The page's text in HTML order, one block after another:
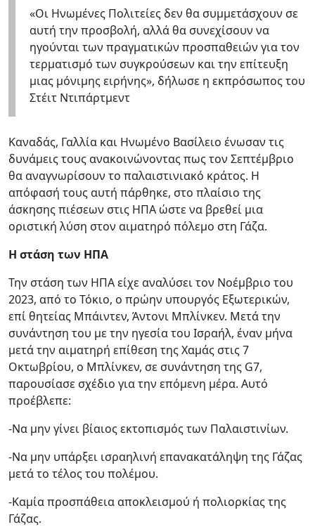
«Οι Ηνωμένες Πολιτείες δεν θα συμμετάσχουν σε
αυτή την προσβολή, αλλά θα συνεχίσουν να
ηγούνται των πραγματικών προσπαθειών για τον
τερματισμό των συγκρούσεων και την επίτευξη
μιας μόνιμης ειρήνης», δήλωσε η εκπρόσωπος του
Στέιτ Ντιπάρτμεντ
Καναδάς, Γαλλία και Ηνωμένο Βασίλειο ένωσαν τις
δυνάμεις τους ανακοινώνοντας πως τον Σεπτέμβριο
θα αναγνωρίσουν το παλαιστινιακό κράτος. Η
απόφασή τους αυτή πάρθηκε, στο πλαίσιο της
άσκησης πιέσεων στις ΗΠΑ ώστε να βρεθεί μια
οριστική λύση στον αιματηρό πόλεμο στη Γάζα.
Η στάση των ΗΠΑ
Την στάση των ΗΠΑ είχε αναλύσει τον Νοέμβριο του
2023, από το Τόκιο, ο πρώην υπουργός Εξωτερικών,
επί θητείας Μπάιντεν, Άντονι Μπλίνκεν. Μετά την
συνάντηση του με την ηγεσία του Ισραήλ, έναν μήνα
μετά την αιματηρή επίθεση της Χαμάς στις 7
Οκτωβρίου, ο Μπλίνκεν, σε συνάντηση της G7,
παρουσίασε σχέδιο για την επόμενη μέρα. Αυτό
προέβλεπε:
-Να μην γίνει βίαιος εκτοπισμός των Παλαιστινίων.
-Να μην υπάρξει ισραηλινή επανακατάληψη της Γάζας
μετά το τέλος του πολέμου.
-Καμία προσπάθεια αποκλεισμού ή πολιορκίας της
Γάζας.